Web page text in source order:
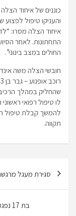
כוננים של איחוד
והעניקו טיפול לפצוע
איחוד הצלה מסרו:
התחתונות. לאחר
החולים במצב בינוני”.
חובשי הצלה משה
שהחליק במהלך
לו טיפול רפואי
להמשך קבלת טיפול
תקווה.
סגירת מעגל
בת 17 נפגעה מרכב ברחוב רבי יהודה הנשיא ונפצעה בינוני